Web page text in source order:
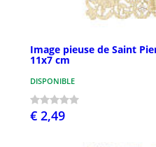
Image pieuse de Saint
11x7 cm
DISPONIBLE
€ 2,49